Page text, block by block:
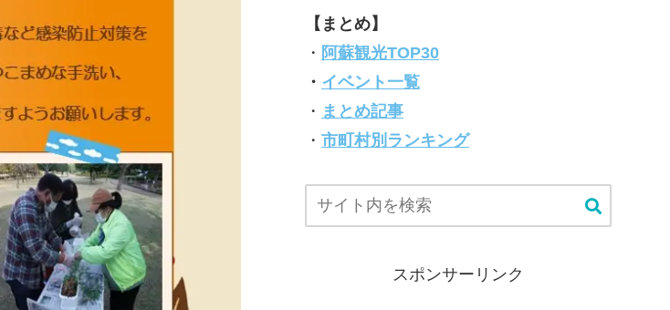
【まとめ】
・ 阿蘇観光TOP30
・ イベント一覧
・ まとめ記事
・ 市町村別ランキング
スポンサーリンク